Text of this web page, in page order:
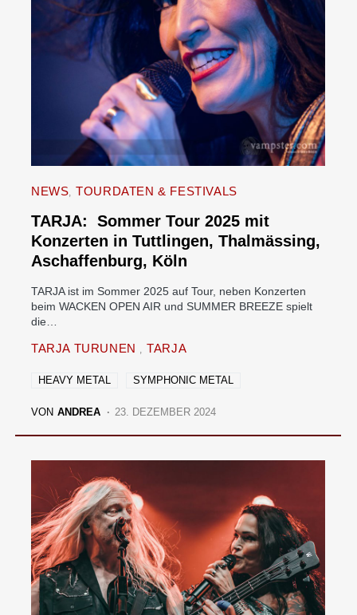
NEWS TOURDATEN & FESTIVALS
TARJA: Sommer Tour 2025 mit
Konzerten in Tuttlingen, Thalmässing,
Aschaffenburg, Köln
TARJA ist im Sommer 2025 auf Tour, neben Konzerten
beim WACKEN OPEN AIR und SUMMER BREEZE spielt
die…
TARJA TURUNEN TARJA
HEAVY METAL SYMPHONIC METAL
VON ANDREA 23. DEZEMBER 2024